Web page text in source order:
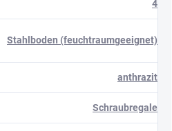
4
Stahlboden (feuchtraumgeeignet)
anthrazit
Schraubregale